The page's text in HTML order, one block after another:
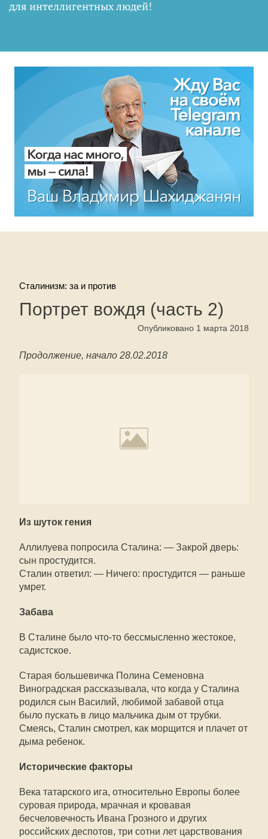
для интеллигентных людей!
Сталинизм: за и против
Портрет вождя (часть 2)
Опубликовано 1 марта 2018
Продолжение, начало 28.02.2018
Из шуток гения
Аллилуева попросила Сталина: — Закрой дверь:
сын простудится.
Сталин ответил: — Ничего: простудится — раньше
умрет.
Забава
В Сталине было что-то бессмысленно жестокое,
садистское.
Старая большевичка Полина Семеновна
Виноградская рассказывала, что когда у Сталина
родился сын Василий, любимой забавой отца
было пускать в лицо мальчика дым от трубки.
Смеясь, Сталин смотрел, как морщится и плачет от
дыма ребенок.
Исторические факторы
Века татарского ига, относительно Европы более
суровая природа, мрачная и кровавая
бесчеловечность Ивана Грозного и других
российских деспотов, три сотни лет царствования